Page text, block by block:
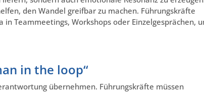
den Wandel greifbar zu machen. Führungskräfte
Teammeetings, Workshops oder Einzelgesprächen,
in the loop“
übernehmen. Führungskräfte müssen